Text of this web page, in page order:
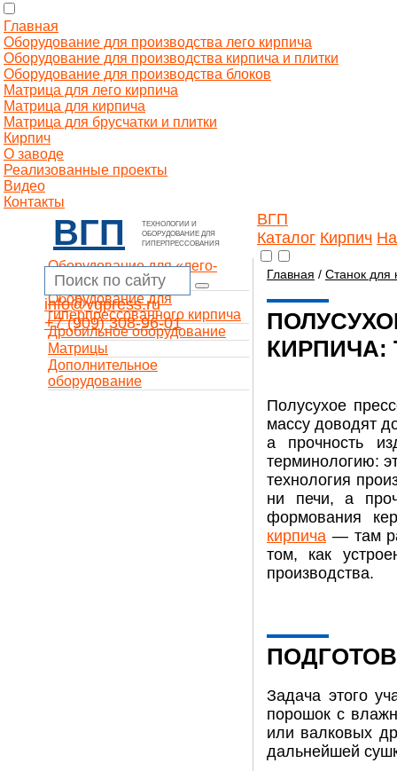
Главная
Оборудование для производства лего кирпича
Оборудование для производства кирпича и плитки
Оборудование для производства блоков
Матрица для лего кирпича
Матрица для кирпича
Матрица для брусчатки и плитки
Кирпич
О заводе
Реализованные проекты
Видео
Контакты
ВГП
ТЕХНОЛОГИИ И
ОБОРУДОВАНИЕ ДЛЯ
ГИПЕРПРЕССОВАНИЯ
ВГП
Каталог Кирпич
info@vgpress.ru
+7 (909) 308-96-01
Оборудование для «лего-
кирпича»
Оборудование для
гиперпрессованного кирпича
Дробильное оборудование
Матрицы
Дополнительное
оборудование
Главная / Станок для
КИРПИЧА:
Полусухое
массу доводят
а прочность
терминологию:
технология
ни печи, а
формования
кирпича — там
том, как
производства.
Задача этого
порошок с
или валковых
дальнейшей